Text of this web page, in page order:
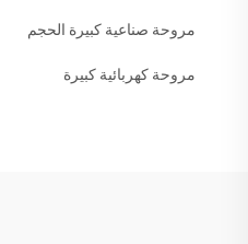
مروحة صناعية كبيرة الحجم
مروحة كهربائية كبيرة